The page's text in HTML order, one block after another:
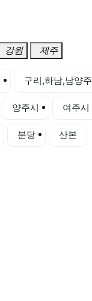
강원 제주
구리,하남,남양주
양주시 여주시
분당
산본